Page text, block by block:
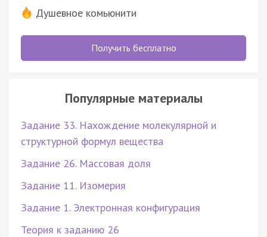
Душевное комьюнити
Получить бесплатно
Популярные материалы
Задание 33. Нахождение молекулярной и
структурной формул вещества
Задание 26. Массовая доля
Задание 11. Изомерия
Задание 1. Электронная конфигурация
Теория к заданию 26